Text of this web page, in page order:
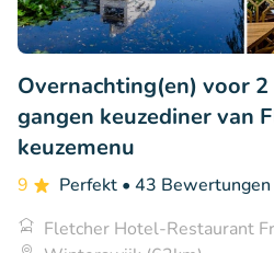
Overnachting(en) voor
gangen keuzediner van
keuzemenu
9 Perfekt • 43 Bewertungen
Fletcher Hotel-Restaurant